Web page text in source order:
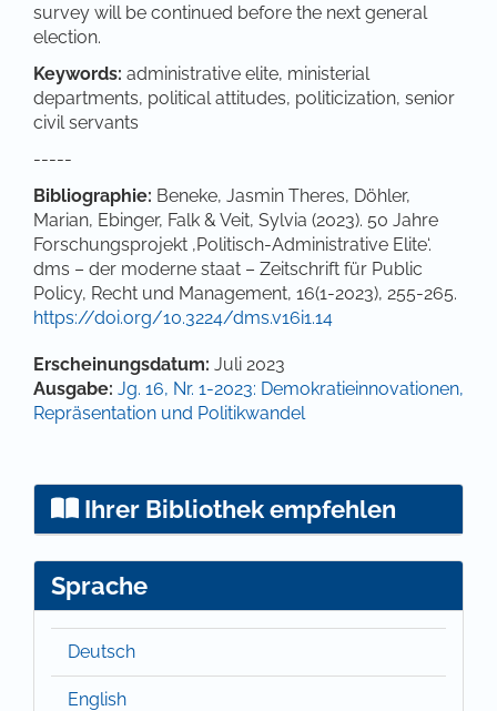
survey will be continued before the next general
election.
Keywords: administrative elite, ministerial
departments, political attitudes, politicization, senior
civil servants
-----
Bibliographie: Beneke, Jasmin Theres, Döhler,
Marian, Ebinger, Falk & Veit, Sylvia (2023). 50 Jahre
Forschungsprojekt ‚Politisch-Administrative Elite‘.
dms – der moderne staat – Zeitschrift für Public
Policy, Recht und Management, 16(1-2023), 255-265.
https://doi.org/10.3224/dms.v16i1.14
Artikel-Details
Erscheinungsdatum: Juli 2023
Ausgabe: Jg. 16, Nr. 1-2023: Demokratieinnovationen,
Repräsentation und Politikwandel
Ihrer Bibliothek empfehlen
Sprache
Deutsch
English